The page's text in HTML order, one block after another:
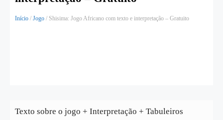
Início / Jogo / Shisima: Jogo Africano com texto e interpretação – Gratuito
Texto sobre o jogo + Interpretação + Tabuleiros